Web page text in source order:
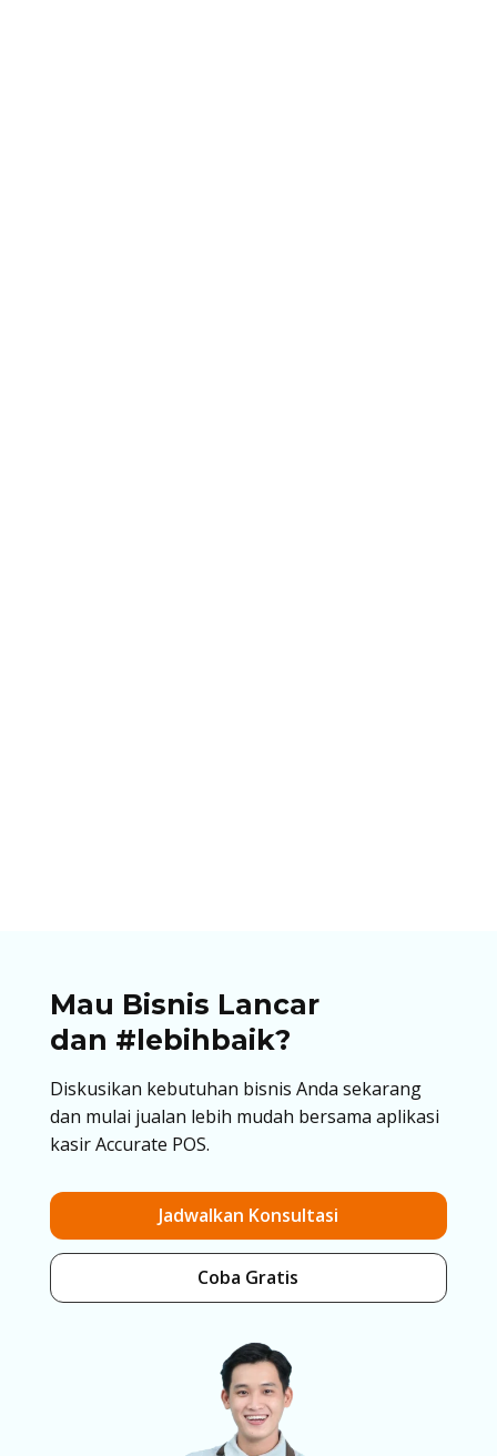
Mau Bisnis Lancar
dan #lebihbaik?
Diskusikan kebutuhan bisnis Anda sekarang
dan mulai jualan lebih mudah bersama aplikasi
kasir Accurate POS.
Jadwalkan Konsultasi
Coba Gratis